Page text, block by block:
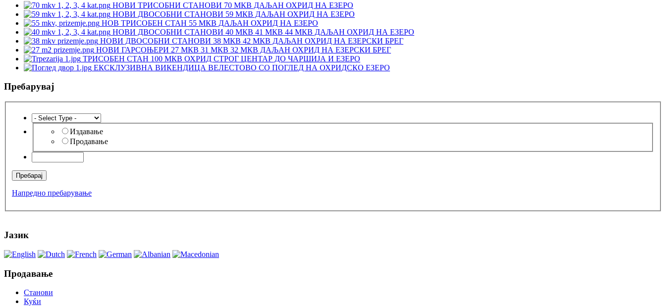
НОВИ ТРИСОБНИ СТАНОВИ 70 МКВ ДАЉАН ОХРИД НА ЕЗЕРО
НОВИ ДВОСОБНИ СТАНОВИ 59 МКВ ДАЉАН ОХРИД НА ЕЗЕРО
НОВ ТРИСОБЕН СТАН 55 МКВ ДАЉАН ОХРИД НА ЕЗЕРО
НОВИ ДВОСОБНИ СТАНОВИ 40 МКВ 41 МКВ 44 МКВ ДАЉАН ОХРИД НА ЕЗЕРО
НОВИ ДВОСОБНИ СТАНОВИ 38 МКВ 42 МКВ ДАЉАН ОХРИД НА ЕЗЕРСКИ БРЕГ
НОВИ ГАРСОЊЕРИ 27 МКВ 31 МКВ 32 МКВ ДАЉАН ОХРИД НА ЕЗЕРСКИ БРЕГ
ТРИСОБЕН СТАН 100 МКВ ОХРИД СТРОГ ЦЕНТАР ДО ЧАРШИЈА И ЕЗЕРО
ЕКСКЛУЗИВНА ВИКЕНДИЦА ВЕЛЕСТОВО СО ПОГЛЕД НА ОХРИДСКО ЕЗЕРО
Пребарувај
Издавање
Продавање
Напредно пребарување
Јазик
Продавање
Станови
Куќи